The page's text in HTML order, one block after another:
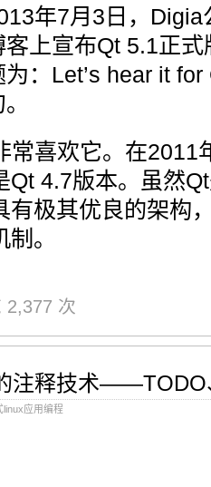
年7月3日，
客上宣布Qt 5.1正
为：Let’s hear it
常喜欢它。在2011
Qt 4.7版本。虽然
有极其优良的架构
。
2,377 次
注释技术——TODO
linux应用编程